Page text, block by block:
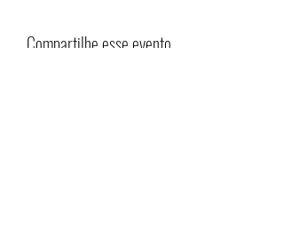
Compartilhe esse evento